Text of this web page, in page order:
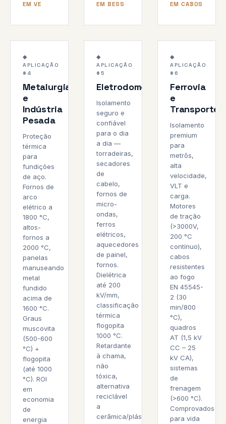
EM VE
EM BESS
EM CABOS
FUNDIÇÃO
Produção
de Aço
◆
APLICAÇÃO
#4
Metalurgia
e
Indústria
Pesada
Proteção
térmica
para
fundições
de aço.
Fornos de
arco
elétrico a
1800 °C,
altos-
fornos a
2000 °C,
panelas
manuseando
metal
fundido
acima de
1600 °C.
Graus
muscovita
(500-600
°C) +
flogopita
(até 1000
°C). ROI
em
economia
de
energia
200
KV/MM
Pronta
para o
Consumidor
◆
APLICAÇÃO
#5
Eletrodomésticos
Isolamento
seguro e
confiável
para o dia
a dia —
torradeiras,
secadores
de
cabelo,
fornos de
micro-
ondas,
ferros
elétricos,
aquecedores
de painel,
fornos.
Dielétrica
até 200
kV/mm,
classificação
térmica
flogopita
1000 °C.
Retardante
à chama,
não
tóxica,
alternativa
reciclável
a
cerâmica/plásticos.
EN 45545-
2
Metrô a
Alta
Velocidade
◆
APLICAÇÃO
#6
Ferrovia
e
Transporte
Isolamento
premium
para
metrôs,
alta
velocidade,
VLT e
carga.
Motores
de tração
(>3000V,
200 °C
contínuo),
cabos
resistentes
ao fogo
EN 45545-
2 (30
min/800
°C),
quadros
AT (1,5 kV
CC – 25
kV CA),
sistemas
de
frenagem
(>600 °C).
Comprovados
para vida